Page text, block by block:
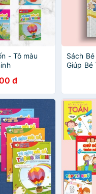
- Tô màu
đ
Sách
Giúp Bé